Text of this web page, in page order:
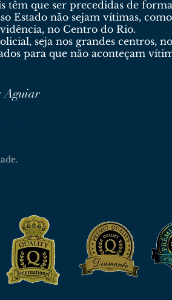
têm que ser precedidas de
Estado não sejam vítimas,
no Centro do Rio.
seja nos grandes centros,
para que não aconteçam
Aguiar